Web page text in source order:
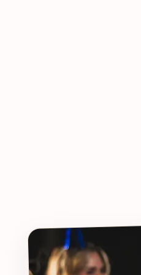
mają cztery godziny na
seryjnego mordercy — zbierając
przesłuchując świadków i
podejrzanych. To scenariusz